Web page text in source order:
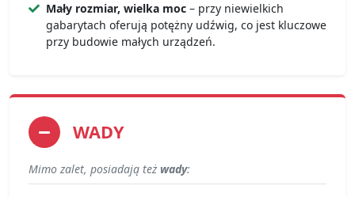
Mały rozmiar, wielka moc – przy niewielkich
gabarytach oferują potężny udźwig, co jest kluczowe
przy budowie małych urządzeń.
WADY
Mimo zalet, posiadają też wady: